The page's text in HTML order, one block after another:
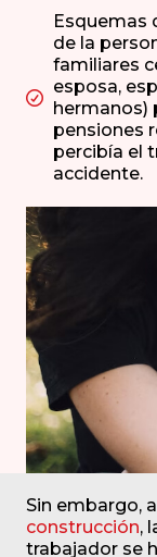
Esquemas
de la
familiares
esposa,
hermanos)
pensiones
percibía el
accidente.
Sin embargo,
construcción,
trabajador se